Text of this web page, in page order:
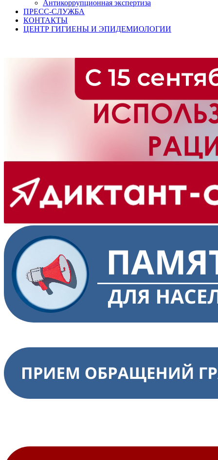
Антикоррупционная экспертиза
ПРЕСС-СЛУЖБА
КОНТАКТЫ
ЦЕНТР ГИГИЕНЫ И ЭПИДЕМИОЛОГИИ